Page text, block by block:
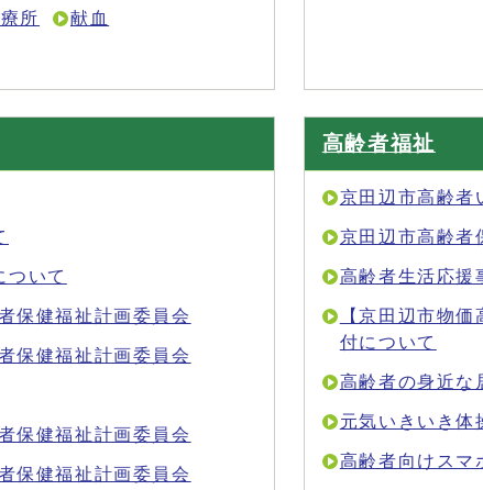
所 献血
ついて
保健福祉計画委員会
保健福祉計画委員会
保健福祉計画委員会
保健福祉計画委員会
高齢者福祉
京田辺市高齢
京田辺市高齢者
高齢者生活応援
【京田辺市物
付について
高齢者の身近な
元気いきいき体
高齢者向けスマ